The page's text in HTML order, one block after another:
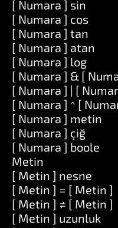
[ Numara ] sin
[ Numara ] cos
[ Numara ] tan
[ Numara ] atan
[ Numara ] log
[ Numara ] & [
[ Numara ] | [
[ Numara ] ^ [
[ Numara ] metin
[ Numara ] çiğ
[ Numara ] boole
Metin
[ Metin ] nesne
[ Metin ] = [ Metin ]
[ Metin ] ≠ [ Metin ]
[ Metin ] uzunluk